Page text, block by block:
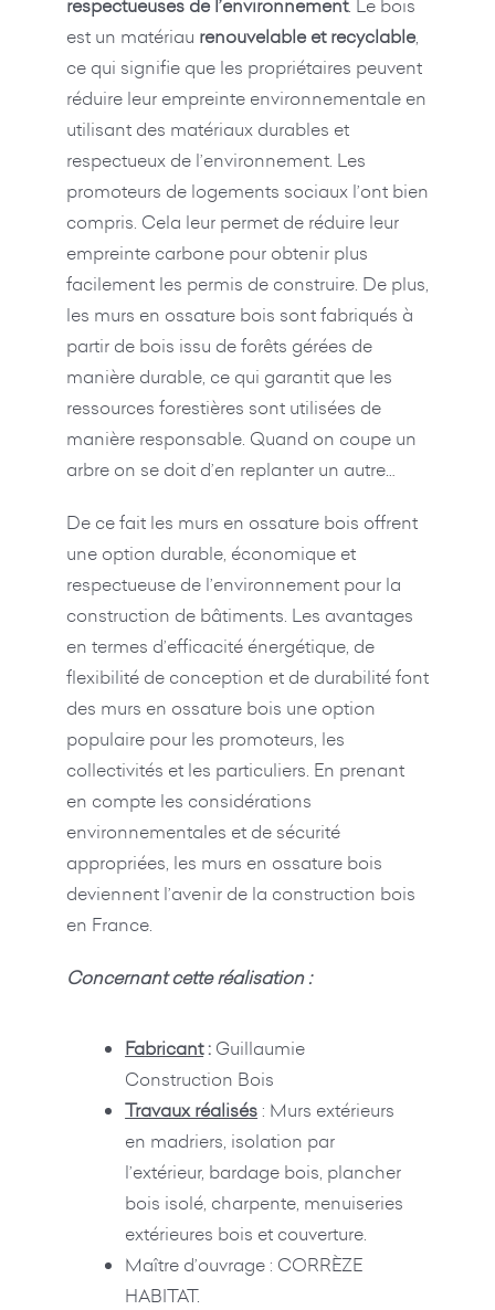
respectueuses de l’environnement. Le bois
est un matériau renouvelable et recyclable,
ce qui signifie que les propriétaires peuvent
réduire leur empreinte environnementale en
utilisant des matériaux durables et
respectueux de l’environnement. Les
promoteurs de logements sociaux l’ont bien
compris. Cela leur permet de réduire leur
empreinte carbone pour obtenir plus
facilement les permis de construire. De plus,
les murs en ossature bois sont fabriqués à
partir de bois issu de forêts gérées de
manière durable, ce qui garantit que les
ressources forestières sont utilisées de
manière responsable. Quand on coupe un
arbre on se doit d’en replanter un autre…
De ce fait les murs en ossature bois offrent
une option durable, économique et
respectueuse de l’environnement pour la
construction de bâtiments. Les avantages
en termes d’efficacité énergétique, de
flexibilité de conception et de durabilité font
des murs en ossature bois une option
populaire pour les promoteurs, les
collectivités et les particuliers. En prenant
en compte les considérations
environnementales et de sécurité
appropriées, les murs en ossature bois
deviennent l’avenir de la construction bois
en France.
Concernant cette réalisation :
Fabricant: Guillaumie
Construction Bois
Travaux réalisés: Murs extérieurs
en madriers, isolation par
l’extérieur, bardage bois, plancher
bois isolé, charpente, menuiseries
extérieures bois et couverture.
Maître d’ouvrage : CORRÈZE
HABITAT.